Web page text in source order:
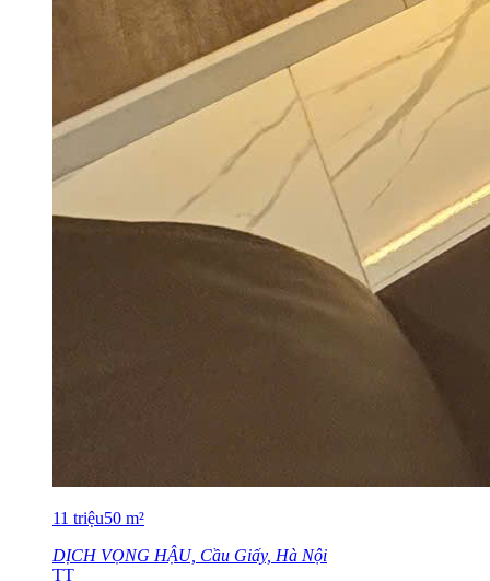
11 triệu50 m²
DỊCH VỌNG HẬU, Cầu Giấy, Hà Nội
TT